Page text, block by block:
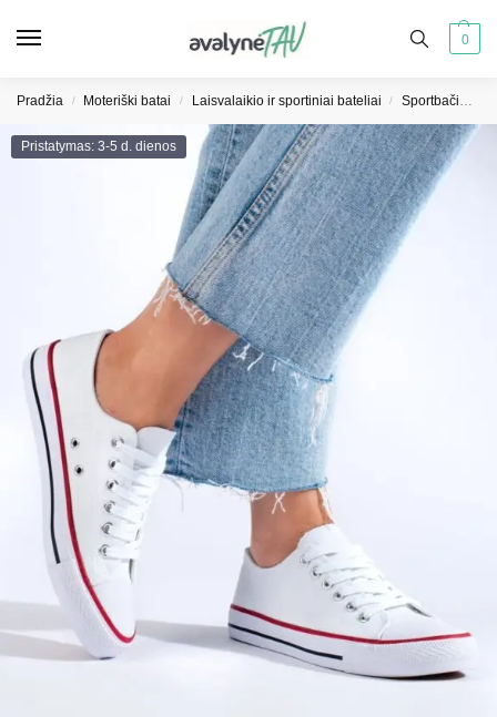
0
Pradžia / Moteriški batai / Laisvalaikio ir sportiniai bateliai / Sportbačiai moterims
Pristatymas: 3-5 d. dienos